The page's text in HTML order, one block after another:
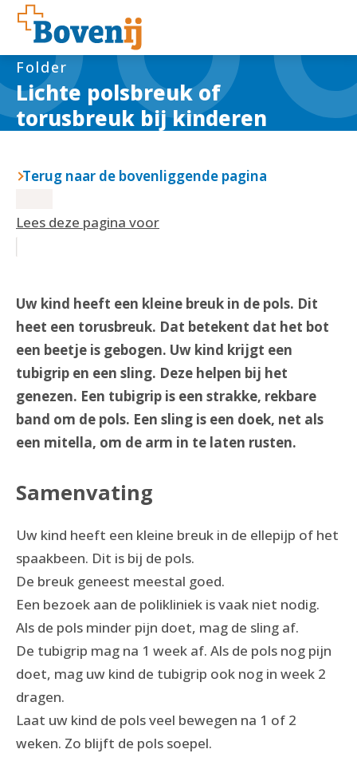
Lichte polsbreuk of
torusbreuk bij kinderen
Folder
Terug naar de bovenliggende pagina
Lees deze pagina voor
Uw kind heeft een kleine breuk in de pols. Dit
heet een torusbreuk. Dat betekent dat het bot
een beetje is gebogen. Uw kind krijgt een
tubigrip en een sling. Deze helpen bij het
genezen. Een tubigrip is een strakke, rekbare
band om de pols. Een sling is een doek, net als
een mitella, om de arm in te laten rusten.
Samenvating
Uw kind heeft een kleine breuk in de ellepijp of het
spaakbeen. Dit is bij de pols.
De breuk geneest meestal goed.
Een bezoek aan de polikliniek is vaak niet nodig.
Als de pols minder pijn doet, mag de sling af.
De tubigrip mag na 1 week af. Als de pols nog pijn
doet, mag uw kind de tubigrip ook nog in week 2
dragen.
Laat uw kind de pols veel bewegen na 1 of 2
weken. Zo blijft de pols soepel.